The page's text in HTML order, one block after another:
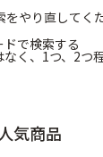
やり直してく
で検索する
く、1つ、2つ
人気商品